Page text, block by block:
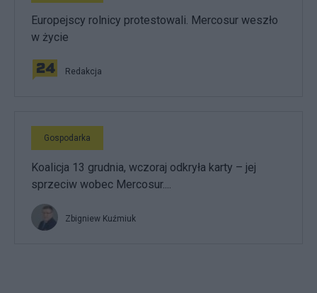
Europejscy rolnicy protestowali. Mercosur weszło
w życie
Redakcja
Gospodarka
Koalicja 13 grudnia, wczoraj odkryła karty – jej
sprzeciw wobec Mercosur....
Zbigniew Kuźmiuk